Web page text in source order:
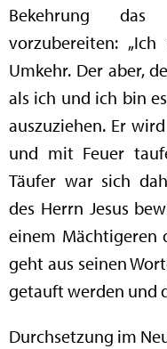
Bekehrung
vorzubereiten:
Umkehr. Der aber,
als ich und ich bin
auszuziehen. Er
und mit Feuer
Täufer war sich
des Herrn Jesus
einem Mächtigeren
geht aus seinen
getauft werden und
Durchsetzung im